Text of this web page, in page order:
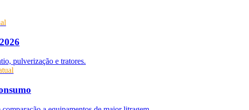
pulverização e tratores.